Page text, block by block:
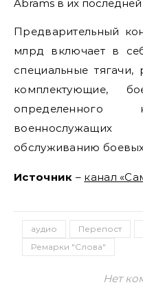
Abrams в их последней
Предварительный
млрд включает в
специальные
комплектующие,
определенного
обслуживанию
Источник – канал
аудио Перепост
Ремарки "Слова"
Нет